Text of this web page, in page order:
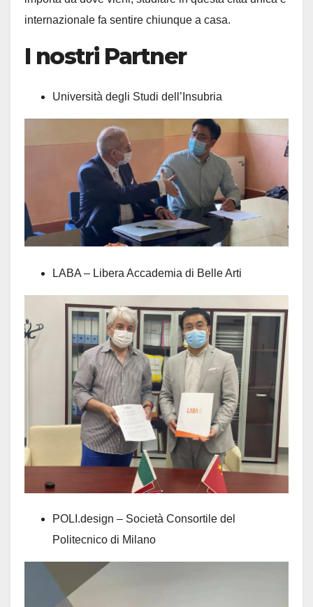
internazionale fa sentire chiunque a casa.
I nostri Partner
Università degli Studi dell’Insubria
LABA – Libera Accademia di Belle Arti
POLI.design – Società Consortile del
Politecnico di Milano